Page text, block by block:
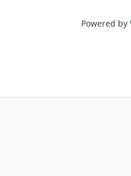
Powered by